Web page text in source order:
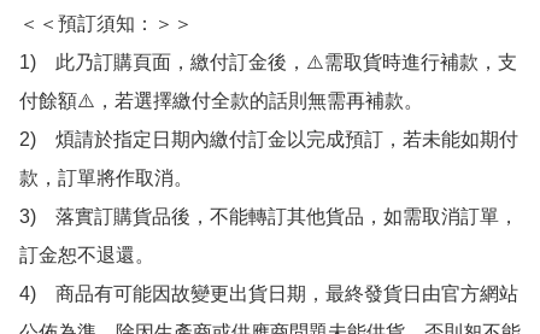
＜＜預訂須知：＞＞
1)　此乃訂購頁面，繳付訂金後，⚠️需取貨時進行補款，支
付餘額⚠️，若選擇繳付全款的話則無需再補款。
2)　煩請於指定日期內繳付訂金以完成預訂，若未能如期付
款，訂單將作取消。
3)　落實訂購貨品後，不能轉訂其他貨品，如需取消訂單，
訂金恕不退還。
4)　商品有可能因故變更出貨日期，最終發貨日由官方網站